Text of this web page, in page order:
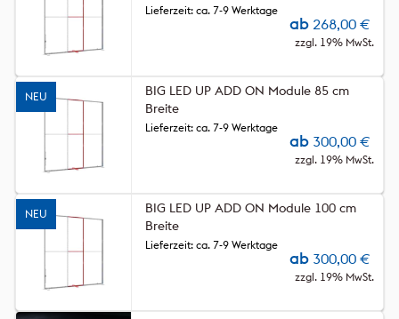
ab 268,00 €
zzgl. 19% MwSt.
Lieferzeit: ca. 7-9 Werktage
NEU
BIG LED UP ADD ON Module 85 cm
Breite
ab 300,00 €
zzgl. 19% MwSt.
Lieferzeit: ca. 7-9 Werktage
NEU
BIG LED UP ADD ON Module 100 cm
Breite
ab 300,00 €
zzgl. 19% MwSt.
Lieferzeit: ca. 7-9 Werktage